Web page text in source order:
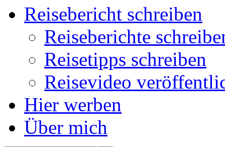
Reisebericht schreiben
Reiseberichte
Reisetipps schreiben
Reisevideo
Hier werben
Über mich